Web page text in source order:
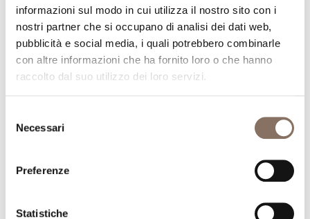
informazioni sul modo in cui utilizza il nostro sito con i
nostri partner che si occupano di analisi dei dati web,
pubblicità e social media, i quali potrebbero combinarle
con altre informazioni che ha fornito loro o che hanno
raccolto dal suo utilizzo dei loro servizi.
delNecessari
Preferenze
Statistiche